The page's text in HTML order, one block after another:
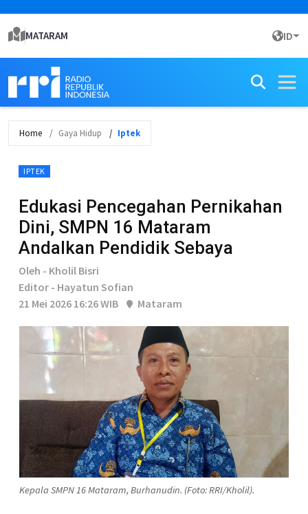
MATARAM ID
Home Gaya Hidup Iptek
IPTEK
Edukasi Pencegahan Pernikahan
Dini, SMPN 16 Mataram
Andalkan Pendidik Sebaya
Oleh - Kholil Bisri
Editor - Hayatun Sofian
21 Mei 2026 16:26 WIB
Mataram
Kepala SMPN 16 Mataram, Burhanudin. (Foto: RRI/Kholil).